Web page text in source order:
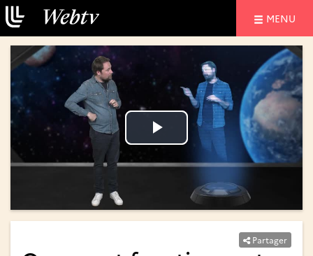
MENU
Lire
la
vidéo
Lire
la
vidéo
Partager